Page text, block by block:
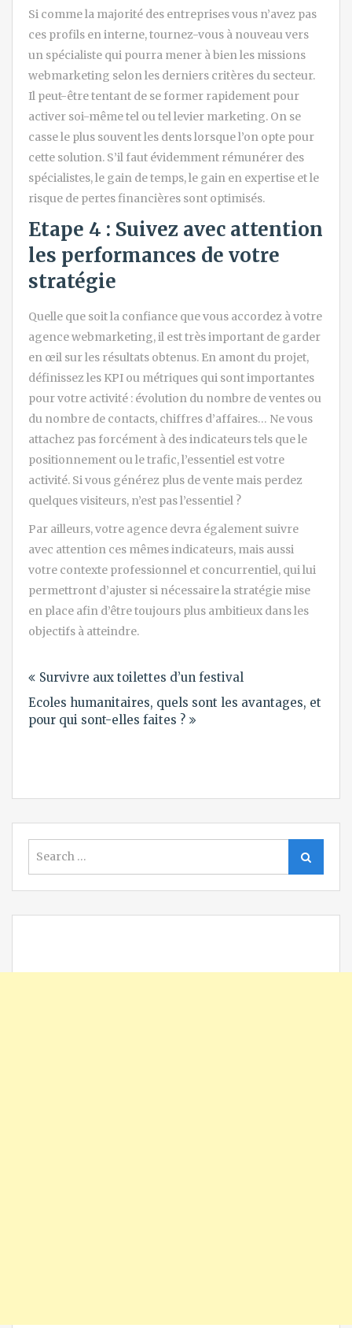
Si comme la majorité des entreprises vous n’avez pas
ces profils en interne, tournez-vous à nouveau vers
un spécialiste qui pourra mener à bien les missions
webmarketing selon les derniers critères du secteur.
Il peut-être tentant de se former rapidement pour
activer soi-même tel ou tel levier marketing. On se
casse le plus souvent les dents lorsque l’on opte pour
cette solution. S’il faut évidemment rémunérer des
spécialistes, le gain de temps, le gain en expertise et le
risque de pertes financières sont optimisés.
Etape 4 : Suivez avec attention
les performances de votre
stratégie
Quelle que soit la confiance que vous accordez à votre
agence webmarketing, il est très important de garder
en œil sur les résultats obtenus. En amont du projet,
définissez les KPI ou métriques qui sont importantes
pour votre activité : évolution du nombre de ventes ou
du nombre de contacts, chiffres d’affaires… Ne vous
attachez pas forcément à des indicateurs tels que le
positionnement ou le trafic, l’essentiel est votre
activité. Si vous générez plus de vente mais perdez
quelques visiteurs, n’est pas l’essentiel ?
Par ailleurs, votre agence devra également suivre
avec attention ces mêmes indicateurs, mais aussi
votre contexte professionnel et concurrentiel, qui lui
permettront d’ajuster si nécessaire la stratégie mise
en place afin d’être toujours plus ambitieux dans les
objectifs à atteindre.
de
l’article
Survivre aux toilettes d’un festival
Ecoles humanitaires, quels sont les avantages, et
pour qui sont-elles faites ?
for:
Search